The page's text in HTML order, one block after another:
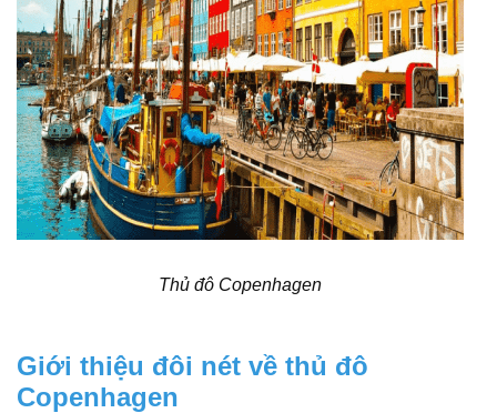
Thủ đô Copenhagen
Giới thiệu đôi nét về thủ đô
Copenhagen